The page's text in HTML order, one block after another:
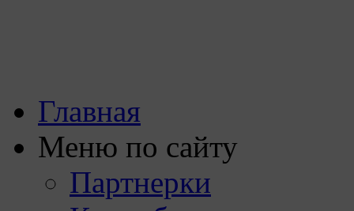
Главная
Меню по сайту
Партнерки